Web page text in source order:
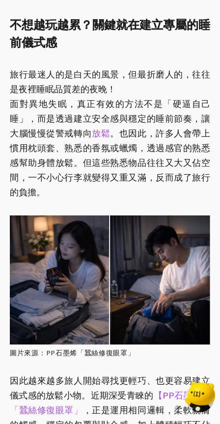
不想越玩越累？關鍵就在建立專屬的睡
前儀式感
旅行最迷人的是白天的風景，但最折磨人的，往往
是夜裡睡眠品質差的夜晚！
面對異地失眠，真正有效的方法不是「硬逼自己
睡」，而是透過建立安全感與穩定的睡前節奏，讓
大腦慢慢從警戒轉向放鬆。也因此，許多人會帶上
慣用枕頭套、熟悉的香氛或蠟燭，透過感官的熟悉
感幫助身體放鬆。但這些熟悉物品往往又大又佔空
間，一不小心行李就變得又重又滿，反而成了旅行
的負擔。
圖片來源：PP石墨烯「蠶絲修復眼罩」
因此越來越多旅人開始尋找更輕巧、也更容易建立
儀式感的放鬆小物。近期深受青睞的 【PP石墨烯】
「蠶絲修復眼罩」
，正是運用相同邏輯，柔軟親膚